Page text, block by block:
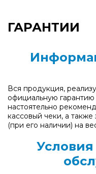
ГАРАНТИИ
Вся продукция,
официальную
настоятельно
кассовый чеки, а
(при его наличии) на
Условия